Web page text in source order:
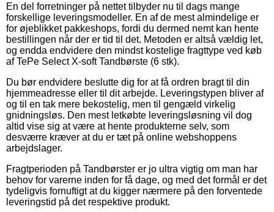
En del forretninger på nettet tilbyder nu til dags mange
forskellige leveringsmodeller. En af de mest almindelige er
for øjeblikket pakkeshops, fordi du dermed nemt kan hente
bestillingen når der er tid til det. Metoden er altså vældig let,
og endda endvidere den mindst kostelige fragttype ved køb
af TePe Select X-soft Tandbørste (6 stk).
Du bør endvidere beslutte dig for at få ordren bragt til din
hjemmeadresse eller til dit arbejde. Leveringstypen bliver af
og til en tak mere bekostelig, men til gengæld virkelig
gnidningsløs. Den mest letkøbte leveringsløsning vil dog
altid vise sig at være at hente produkterne selv, som
desværre kræver at du er tæt på online webshoppens
arbejdslager.
Fragtperioden på Tandbørster er jo ultra vigtig om man har
behov for varerne inden for få dage, og med det formål er det
tydeligvis fornuftigt at du kigger nærmere på den forventede
leveringstid på det respektive produkt.